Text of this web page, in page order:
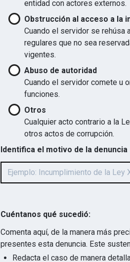
entidad con actores externos.
Obstrucción al acceso a la
Cuando el servidor se rehúsa
regulares que no sea
vigentes.
Abuso de autoridad
Cuando el servidor comete u
funciones.
Otros
Cualquier acto contrario a la
otros actos de corrupción.
Identifica el motivo de la denuncia
Cuéntanos qué sucedió:
Comenta aquí, de la manera más
presentes esta denuncia. Este
Redacta el caso de manera